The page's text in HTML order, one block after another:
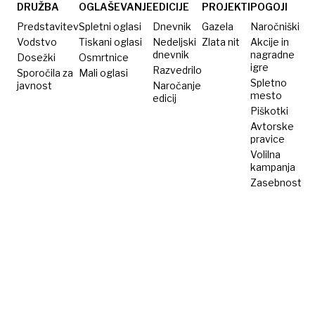
Luksemburga
DRUŽBA
Predstavitev
Vodstvo
Dosežki
Sporočila za
javnost
OGLAŠEVANJE
Spletni oglasi
Tiskani oglasi
Osmrtnice
Mali oglasi
EDICIJE
Dnevnik
Nedeljski
dnevnik
Razvedrilo
Naročanje
edicij
PROJEKTI
Gazela
Zlata nit
POGOJI
Naročniški
Akcije in
nagradne
igre
Spletno
mesto
Piškotki
Avtorske
pravice
Volilna
kampanja
Zasebnost